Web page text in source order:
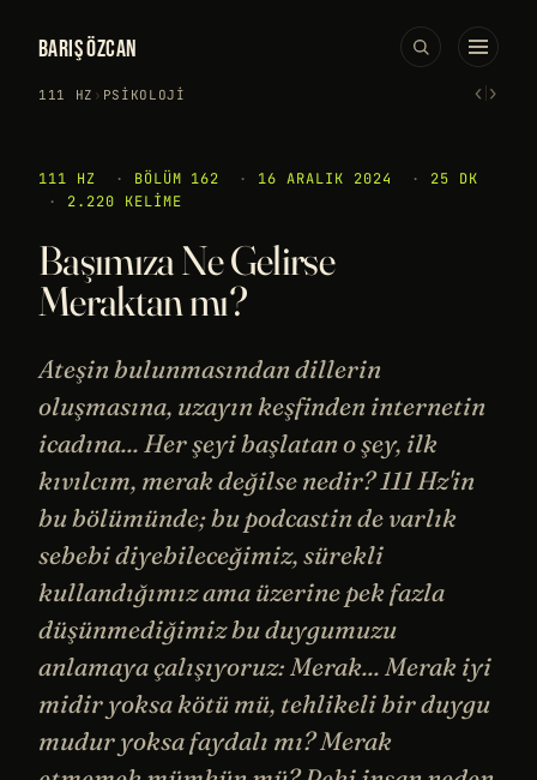
BARIŞ ÖZCAN
111 HZ › PSIKOLOJI ‹›
111 HZ · BÖLÜM 162 · 16 ARALIK 2024 ·
25 DK
·
2.220 KELIME
Başımıza Ne Gelirse
Meraktan mı?
Ateşin bulunmasından dillerin
oluşmasına, uzayın keşfinden internetin
icadına... Her şeyi başlatan o şey, ilk
kıvılcım, merak değilse nedir? 111 Hz'in
bu bölümünde; bu podcastin de varlık
sebebi diyebileceğimiz, sürekli
kullandığımız ama üzerine pek fazla
düşünmediğimiz bu duygumuzu
anlamaya çalışıyoruz: Merak... Merak iyi
midir yoksa kötü mü, tehlikeli bir duygu
mudur yoksa faydalı mı? Merak